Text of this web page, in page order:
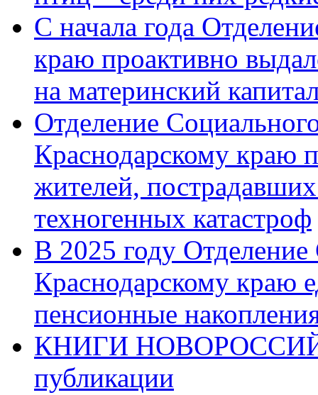
С начала года
краю проактивно
на материнский
Отделение
Краснодарскому краю
жителей,
техногенных катастроф
В 2025 году
Краснодарскому краю
пенсионные
КНИГИ
публикации